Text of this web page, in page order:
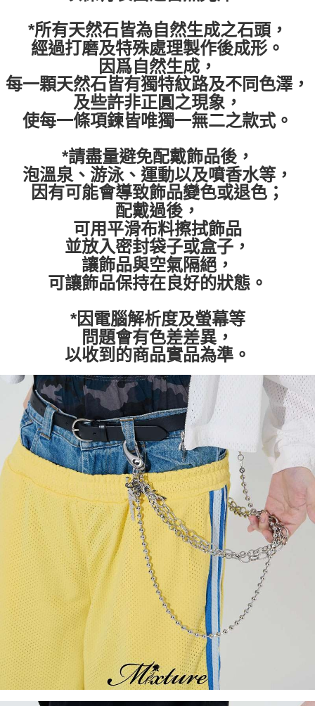
*所有天然石皆為自然生成之石頭，
經過打磨及特殊處理製作後成形。
因爲自然生成，
每一顆天然石皆有獨特紋路及不同色澤，
及些許非正圓之現象，
使每一條項鍊皆唯獨一無二之款式。
*請盡量避免配戴飾品後，
泡溫泉、游泳、運動以及噴香水等，
因有可能會導致飾品變色或退色；
配戴過後，
可用平滑布料擦拭飾品
並放入密封袋子或盒子，
讓飾品與空氣隔絕，
可讓飾品保持在良好的狀態。
*因電腦解析度及螢幕等
問題會有色差差異，
以收到的商品實品為準。